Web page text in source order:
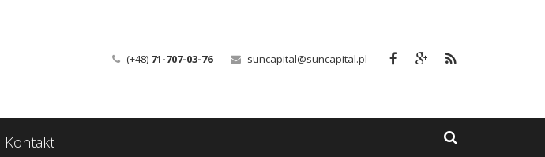
(+48) 71-707-03-76 suncapital@suncapital.pl
Kontakt